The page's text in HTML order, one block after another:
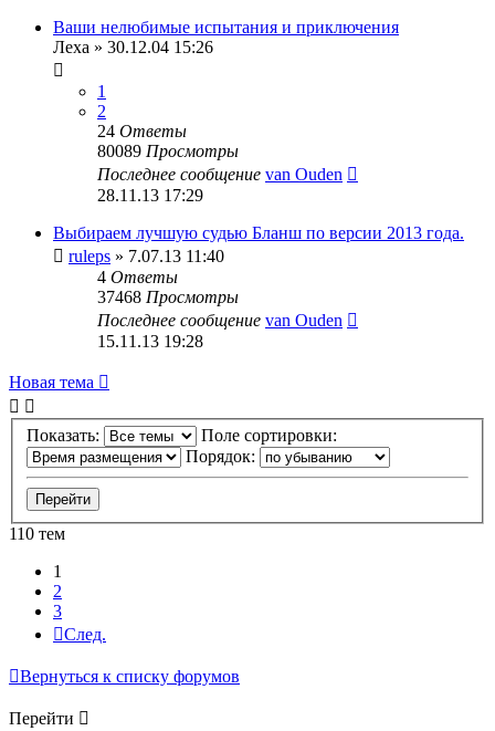
Ваши нелюбимые испытания и приключения
Леха » 30.12.04 15:26
1
2
24 Ответы
80089 Просмотры
Последнее сообщение van Ouden
28.11.13 17:29
Выбираем лучшую судью Бланш по версии 2013 года.
ruleps » 7.07.13 11:40
4 Ответы
37468 Просмотры
Последнее сообщение van Ouden
15.11.13 19:28
Новая тема
Показать:
Поле сортировки:
Порядок:
110 тем
1
2
3
След.
Вернуться к списку форумов
Перейти